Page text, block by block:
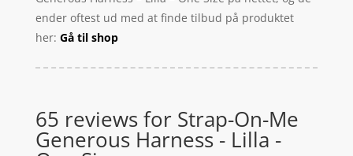
ender oftest ud med at finde tilbud på produktet
her: Gå til shop
65 reviews for Strap-On-Me
Generous Harness - Lilla -